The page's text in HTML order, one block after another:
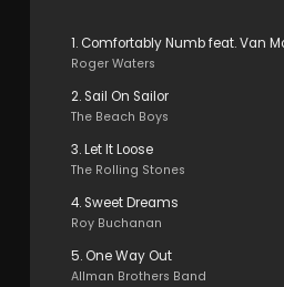
1. Comfortably Numb feat. Van
Roger Waters
2. Sail On Sailor
The Beach Boys
3. Let It Loose
The Rolling Stones
4. Sweet Dreams
Roy Buchanan
5. One Way Out
Allman Brothers Band